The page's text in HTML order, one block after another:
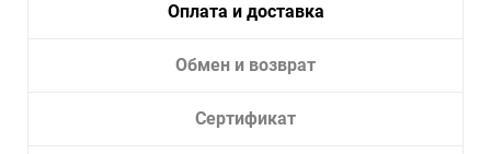
Оплата и доставка
Обмен и возврат
Сертификат